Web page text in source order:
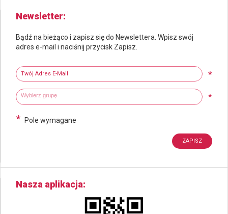
Newsletter
Bądź na bieżąco i zapisz się do Newslettera. Wpisz swój
adres e-mail i naciśnij przycisk Zapisz.
Twój adres e-mail
*
Wybierz grupy tematyczne *
Wpisz wyszukiwaną fraze
* Pole wymagane
Nasza aplikacja